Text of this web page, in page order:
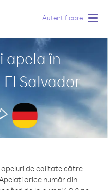
Autentificare
apela în
Salvador
de calitate către
orice număr din